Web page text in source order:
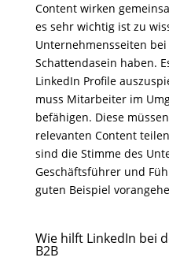
Content wirken
es sehr wichtig ist zu
Unternehmensseiten
Schattendasein haben.
LinkedIn Profile
muss Mitarbeiter im
befähigen. Diese
relevanten Content
sind die Stimme des
Geschäftsführer und
guten Beispiel
Wie hilft LinkedIn bei
B2B